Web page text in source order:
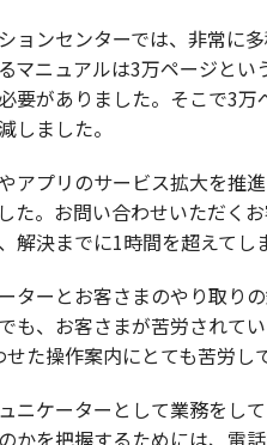
ョンセンターでは、非常に
マニュアルは3万ページと
要がありました。そこで3
しました。
アプリのサービス拡大を推
た。お問い合わせいただく
解決までに1時間を超えてし
ターとお客さまのやり取
も、お客さまが苦労されて
た操作案内にとても苦労し
ニケーターとして業務をし
かを把握するためには、電